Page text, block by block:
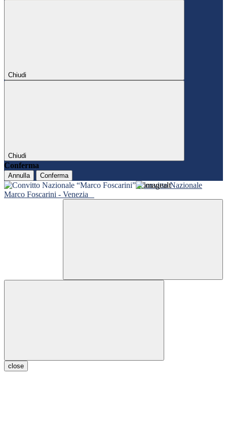
Chiudi
Chiudi
Conferma
Annulla Conferma
Convitto Nazionale
Marco Foscarini - Venezia
close